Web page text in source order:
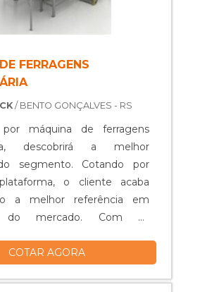
FERRAGENS
/ BENTO GONÇALVES - RS
por máquina de ferragens
descobrirá a melhor
segmento. Cotando por
o cliente acaba
a melhor referência em
do mercado. Com os
alcançará precisão com
de cada cliente .DETALHES
COTAR AGORA